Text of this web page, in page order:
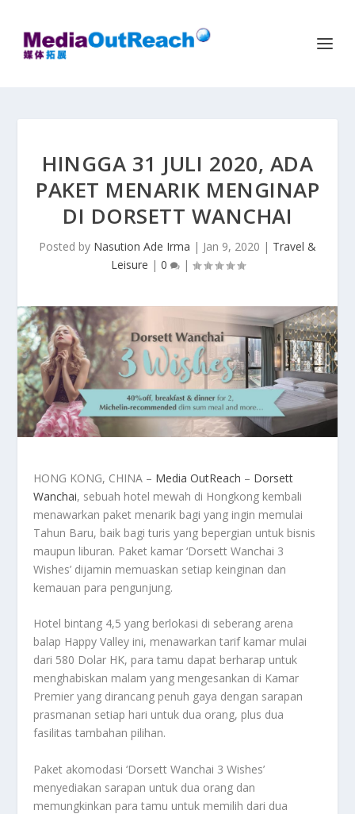
HINGGA 31 JULI 2020, ADA
PAKET MENARIK MENGINAP
DI DORSETT WANCHAI
Posted by Nasution Ade Irma | Jan 9, 2020 | Travel &
Leisure | 0 |
HONG KONG, CHINA – Media OutReach – Dorsett
Wanchai, sebuah hotel mewah di Hongkong kembali
menawarkan paket menarik bagi yang ingin memulai
Tahun Baru, baik bagi turis yang bepergian untuk bisnis
maupun liburan. Paket kamar ‘Dorsett Wanchai 3
Wishes’ dijamin memuaskan setiap keinginan dan
kemauan para pengunjung.
Hotel bintang 4,5 yang berlokasi di seberang arena
balap Happy Valley ini, menawarkan tarif kamar mulai
dari 580 Dolar HK, para tamu dapat berharap untuk
menghabiskan malam yang mengesankan di Kamar
Premier yang dirancang penuh gaya dengan sarapan
prasmanan setiap hari untuk dua orang, plus dua
fasilitas tambahan pilihan.
Paket akomodasi ‘Dorsett Wanchai 3 Wishes’
menyediakan sarapan untuk dua orang dan
memungkinkan para tamu untuk memilih dari dua